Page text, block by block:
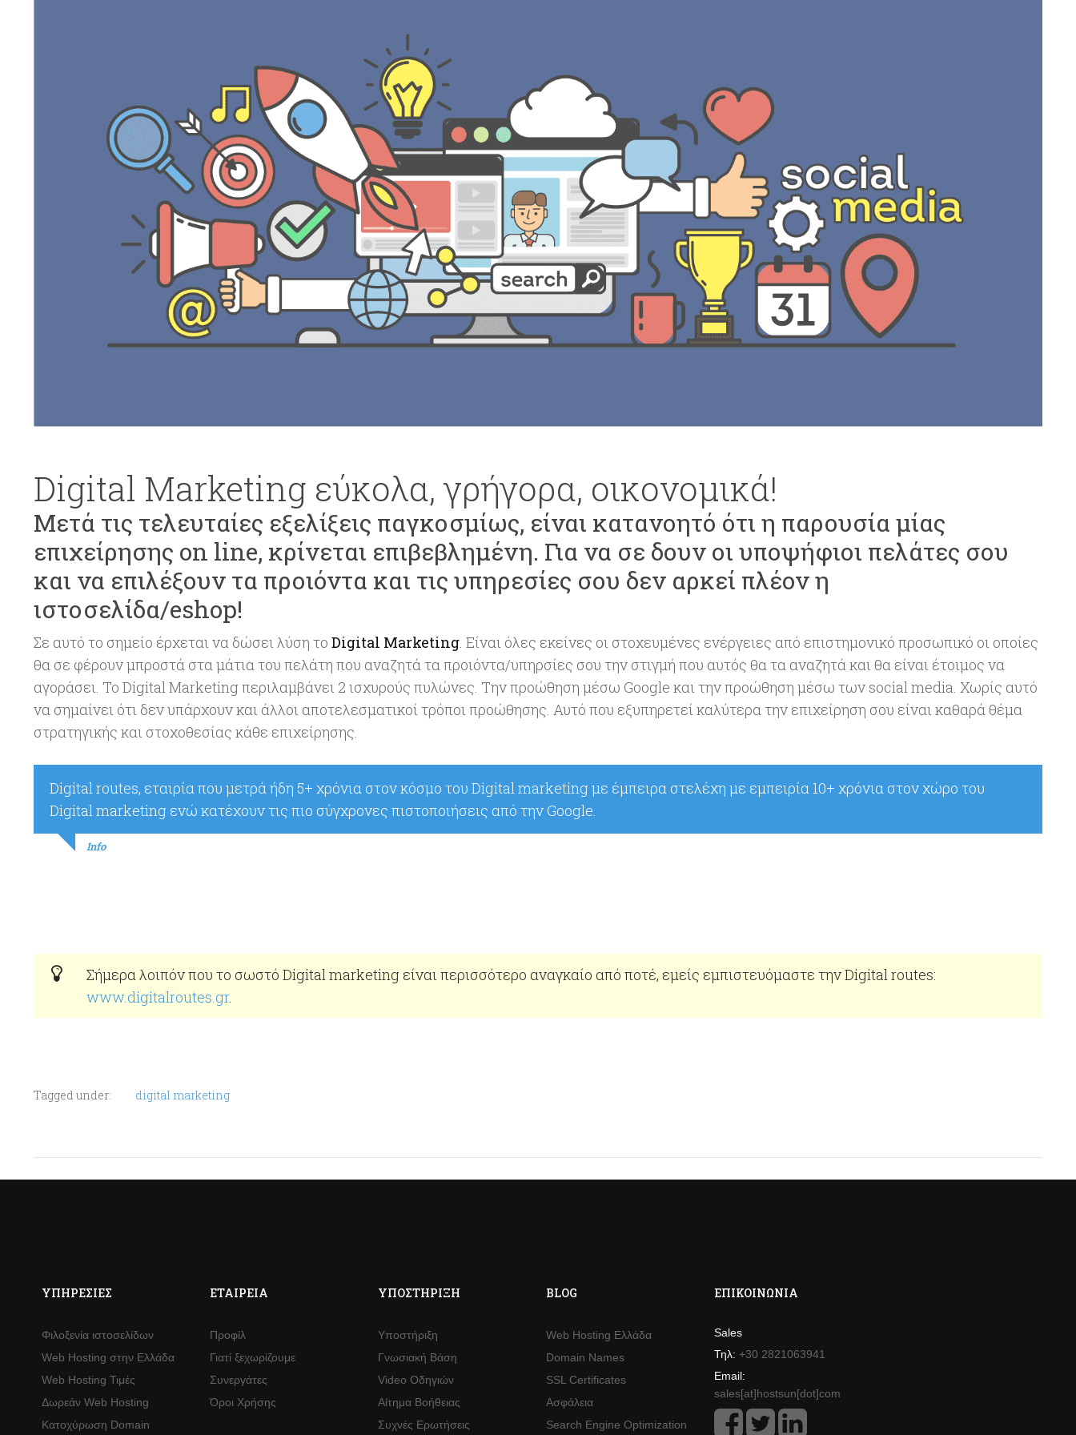
Digital Marketing εύκολα, γρήγορα, οικονομικά!
Μετά τις τελευταίες εξελίξεις παγκοσμίως, είναι κατανοητό ότι η παρουσία μίας
επιχείρησης on line, κρίνεται επιβεβλημένη. Για να σε δουν οι υποψήφιοι πελάτες σου
και να επιλέξουν τα προιόντα και τις υπηρεσίες σου δεν αρκεί πλέον η
ιστοσελίδα/eshop!
Σε αυτό το σημείο έρχεται να δώσει λύση το Digital Marketing. Είναι όλες εκείνες οι στοχευμένες ενέργειες από επιστημονικό προσωπικό οι οποίες
θα σε φέρουν μπροστά στα μάτια του πελάτη που αναζητά τα προιόντα/υπηρσίες σου την στιγμή που αυτός θα τα αναζητά και θα είναι έτοιμος να
αγοράσει. To Digital Marketing περιλαμβάνει 2 ισχυρούς πυλώνες. Την προώθηση μέσω Google και την προώθηση μέσω των social media. Χωρίς αυτό
να σημαίνει ότι δεν υπάρχουν και άλλοι αποτελεσματικοί τρόποι προώθησης. Αυτό που εξυπηρετεί καλύτερα την επιχείρηση σου είναι καθαρά θέμα
στρατηγικής και στοχοθεσίας κάθε επιχείρησης.
Digital routes, εταιρία που μετρά ήδη 5+ χρόνια στον κόσμο του Digital marketing με έμπειρα στελέχη με εμπειρία 10+ χρόνια στον χώρο του
Digital marketing ενώ κατέχουν τις πιο σύγχρονες πιστοποιήσεις από την Google.
Info
Σήμερα λοιπόν που το σωστό Digital marketing είναι περισσότερο αναγκαίο από ποτέ, εμείς εμπιστευόμαστε την Digital routes:
www.digitalroutes.gr.
Tagged under: digital marketing
ΥΠΗΡΕΣΊΕΣ
Φιλοξενία ιστοσελίδων
Web Hosting στην Ελλάδα
Web Hosting Τιμές
Δωρεάν Web Hosting
Κατοχύρωση Domain
ΕΤΑΙΡΕΊΑ
Προφίλ
Γιατί ξεχωρίζουμε
Συνεργάτες
Όροι Χρήσης
ΥΠΟΣΤΉΡΙΞΗ
Υποστήριξη
Γνωσιακή Βάση
Video Οδηγιών
Αίτημα Βοήθειας
Συχνές Ερωτήσεις
BLOG
Web Hosting Ελλάδα
Domain Names
SSL Certificates
Ασφάλεια
Search Engine Optimization
ΕΠΙΚΟΙΝΩΝΊΑ
Sales
Τηλ: +30 2821063941
Email:
sales[at]hostsun[dot]com